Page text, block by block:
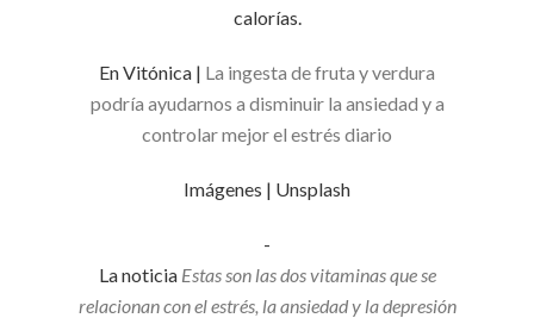
calorías.
En Vitónica | La ingesta de fruta y verdura
podría ayudarnos a disminuir la ansiedad y a
controlar mejor el estrés diario
Imágenes | Unsplash
-
La noticia Estas son las dos vitaminas que se
relacionan con el estrés, la ansiedad y la depresión